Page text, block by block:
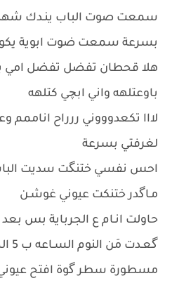
سمعت صوت الباب ينـدك
بسرعة سمعت ضوت ابوية
هلا قحطان تفضل تفضل امي
باوعتلهه واني ابچي كتلهه
لااا تكعدوووني ررراح اناممم
لغرفتي بسرعة
احس نفسي ختنگت سديت
مـاگدر ختنكت عيوني غوشـن
حاولت انـام ع الجرباية بس
گعـدت مَن النوم السـاعه ب 5 الصبـح تقريبـا الفجـر
مسطورة سطر گوة افتح